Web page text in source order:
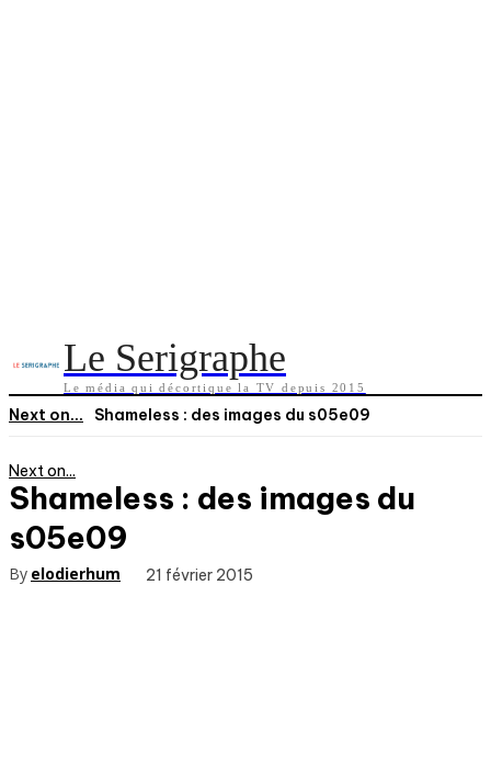
Le Serigraphe
Le média qui décortique la TV depuis 2015
Next on... Shameless : des images du s05e09
Next on...
Shameless : des images du
s05e09
By elodierhum 21 février 2015